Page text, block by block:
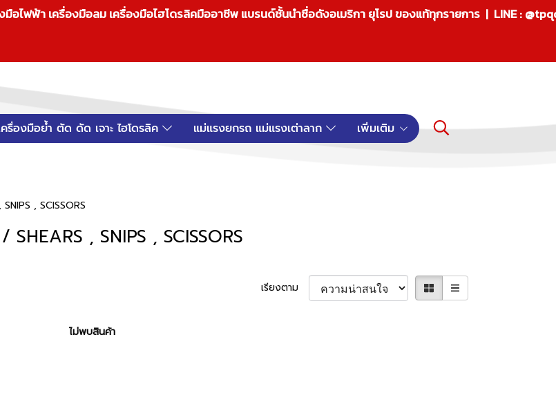
อไฟฟ้า เครื่องมือลม เครื่องมือไฮโดรลิคมืออาชีพ แบรนด์ชั้นนำชื่อดังอเมริกา ยุโรป ของแท้ทุกรายการ | LINE :
ครื่องมือย้ำ ตัด ดัด เจาะ ไฮโดรลิค แม่แรงยกรถ แม่แรงเต่าลาก เพิ่มเติม
, SCISSORS
SHEARS , SNIPS , SCISSORS
เรียงตาม
ไม่พบสินค้า